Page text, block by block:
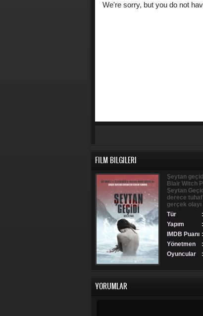
FILM BILGILERI
Şeytan
Blair Witch
Şeytan
derece
gerçek
Tür
:
Yapım
IMDB Puanı
Yönetmen
Oyuncular
YORUMLAR